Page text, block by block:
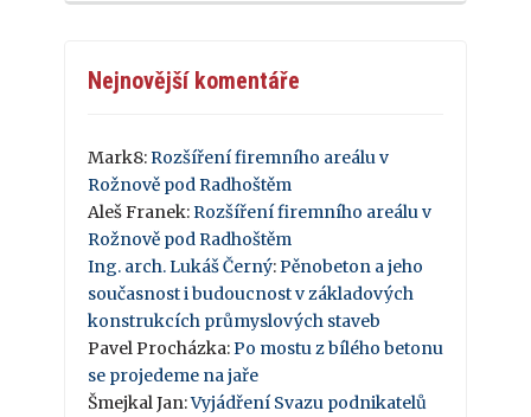
Nejnovější komentáře
Mark8: Rozšíření firemního areálu v
Rožnově pod Radhoštěm
Aleš Franek: Rozšíření firemního areálu v
Rožnově pod Radhoštěm
Ing. arch. Lukáš Černý: Pěnobeton a jeho
současnost i budoucnost v základových
konstrukcích průmyslových staveb
Pavel Procházka: Po mostu z bílého betonu
se projedeme na jaře
Šmejkal Jan:Vyjádření Svazu podnikatelů